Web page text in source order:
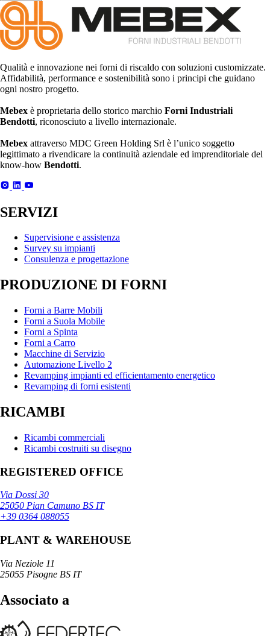
Qualità e innovazione nei forni di riscaldo con soluzioni customizzate.
Affidabilità, performance e sostenibilità sono i principi che guidano
ogni nostro progetto.
Mebex è proprietaria dello storico marchio Forni Industriali
Bendotti, riconosciuto a livello internazionale.
Mebex attraverso MDC Green Holding Srl è l’unico soggetto
legittimato a rivendicare la continuità aziendale ed imprenditoriale del
know-how Bendotti.
SERVIZI
Supervisione e assistenza
Survey su impianti
Consulenza e progettazione
PRODUZIONE DI FORNI
Forni a Barre Mobili
Forni a Suola Mobile
Forni a Spinta
Forni a Carro
Macchine di Servizio
Automazione Livello 2
Revamping impianti ed efficientamento energetico
Revamping di forni esistenti
RICAMBI
Ricambi commerciali
Ricambi costruiti su disegno
REGISTERED OFFICE
Via Dossi 30
25050 Pian Camuno BS IT
+39 0364 088055
PLANT & WAREHOUSE
Via Neziole 11
25055 Pisogne BS IT
Associato a